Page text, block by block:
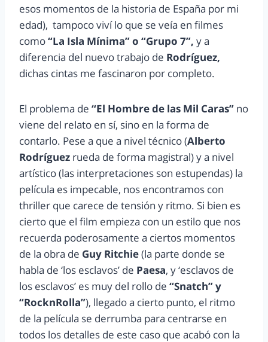
esos momentos de la historia de España por mi
edad), tampoco viví lo que se veía en filmes
como“La Isla Mínima” o “Grupo 7”, y a
diferencia del nuevo trabajo de Rodríguez,
dichas cintas me fascinaron por completo.
El problema de “El Hombre de las Mil Caras” no
viene del relato en sí, sino en la forma de
contarlo. Pese a que a nivel técnico (Alberto
Rodríguez rueda de forma magistral) y a nivel
artístico (las interpretaciones son estupendas) la
película es impecable, nos encontramos con
thriller que carece de tensión y ritmo. Si bien es
cierto que el film empieza con un estilo que nos
recuerda poderosamente a ciertos momentos
de la obra de Guy Ritchie(la parte donde se
habla de ‘los esclavos’ de Paesa, y ‘esclavos de
los esclavos’ es muy del rollo de “Snatch” y
“RocknRolla”), llegado a cierto punto, el ritmo
de la película se derrumba para centrarse en
todos los detalles de este caso que acabó con la